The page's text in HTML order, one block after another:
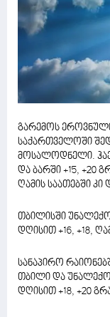
გარემოს
საქართველოში
მოსალოდნელი.
და ბარში +15, +20
ღამის საათებში
თბილისში უნალექო
დღისით +16, +18,
სანაპირო
თბილი და უნალექო
დღისით +18, +20